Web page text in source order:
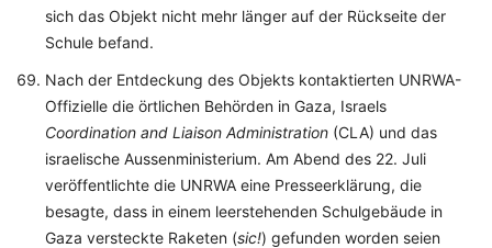
sich das Objekt nicht mehr länger auf der Rückseite der
Schule befand.
Nach der Entdeckung des Objekts kontaktierten UNRWA-
Offizielle die örtlichen Behörden in Gaza, Israels
Coordination and Liaison Administration (CLA) und das
israelische Aussenministerium. Am Abend des 22. Juli
veröffentlichte die UNRWA eine Presseerklärung, die
besagte, dass in einem leerstehenden Schulgebäude in
Gaza versteckte Raketen (sic!) gefunden worden seien